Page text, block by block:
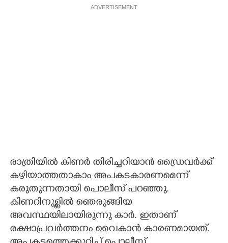
ADVERTISEMENT
രാത്രിയിൽ കിണർ തിരിച്ചറിയാൻ ഡ്രൈവർക്ക്
കഴിയാത്തതാകാം അപകടകാരണമെന്ന്
കരുതുന്നതായി പൊലീസ് പറഞ്ഞു.
കിണറിനുള്ളിൽ ഞെരുങ്ങിയ
അവസ്ഥയിലായിരുന്നു കാർ. ഇതാണ്
രക്ഷാപ്രവർത്തനം വൈകാൻ കാരണമായത്.